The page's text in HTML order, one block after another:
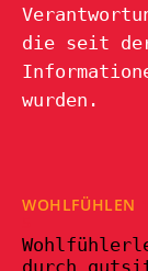
die seit
wurden.
WOHLFÜHLEN